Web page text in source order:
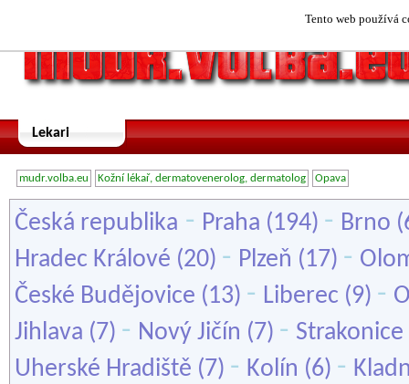
Tento web používá
Lekari
mudr.volba.eu Kožní lékař, dermatovenerolog, dermatolog Opava
Česká republika - Praha (194) - Brno
Hradec Králové (20) - Plzeň (17) -
České Budějovice (13) - Liberec (9) -
Jihlava (7) - Nový Jičín (7) - Strakonice
Uherské Hradiště (7) - Kolín (6) -